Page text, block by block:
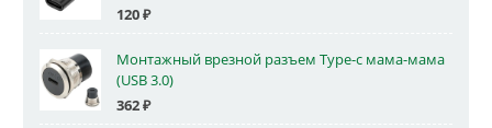
120₽
Монтажный врезной разъем Type-c мама-мама
(USB 3.0)
362₽